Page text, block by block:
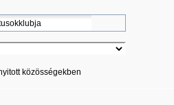
közösségekben